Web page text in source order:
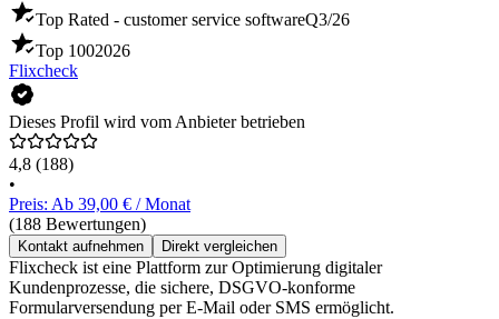
Top Rated - customer service softwareQ3/26
Top 1002026
Flixcheck
Dieses Profil wird vom Anbieter betrieben
4,8 (188)
•
Preis: Ab 39,00 € / Monat
(188 Bewertungen)
Kontakt aufnehmen Direkt vergleichen
Flixcheck ist eine Plattform zur Optimierung digitaler
Kundenprozesse, die sichere, DSGVO-konforme
Formularversendung per E-Mail oder SMS ermöglicht.